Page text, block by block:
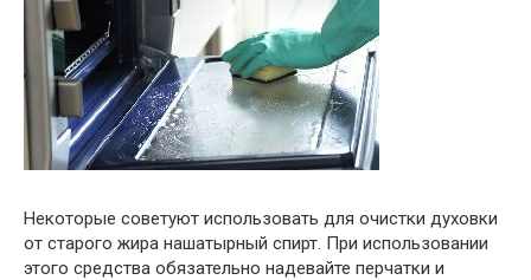
Некоторые советуют использовать для очистки духовки
от старого жира нашатырный спирт. При использовании
этого средства обязательно надевайте перчатки и